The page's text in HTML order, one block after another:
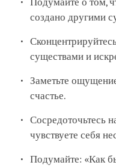
создано другими
существами и
Заметьте
счастье.
Сосредоточьтесь
чувствуете себя
Подумайте: «Как